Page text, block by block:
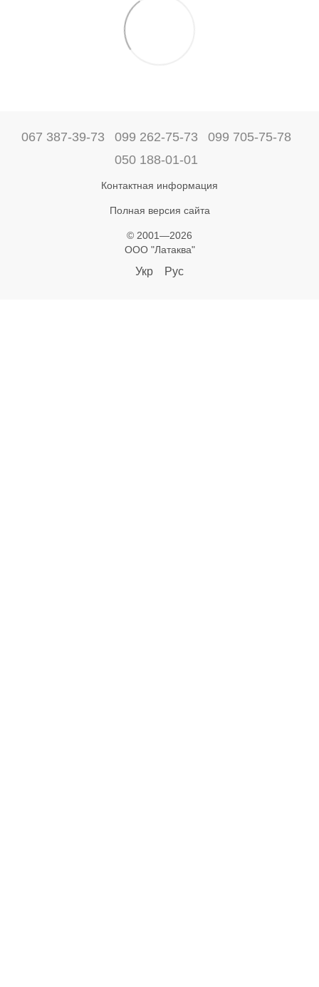
067 387-39-73 099 262-75-73
099 705-75-78
050 188-01-01
Контактная информация
Полная версия сайта
© 2001—2026
ООО "Латаква"
Укр Рус